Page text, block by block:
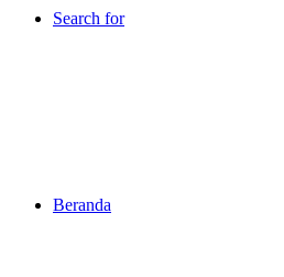
Search for
Beranda